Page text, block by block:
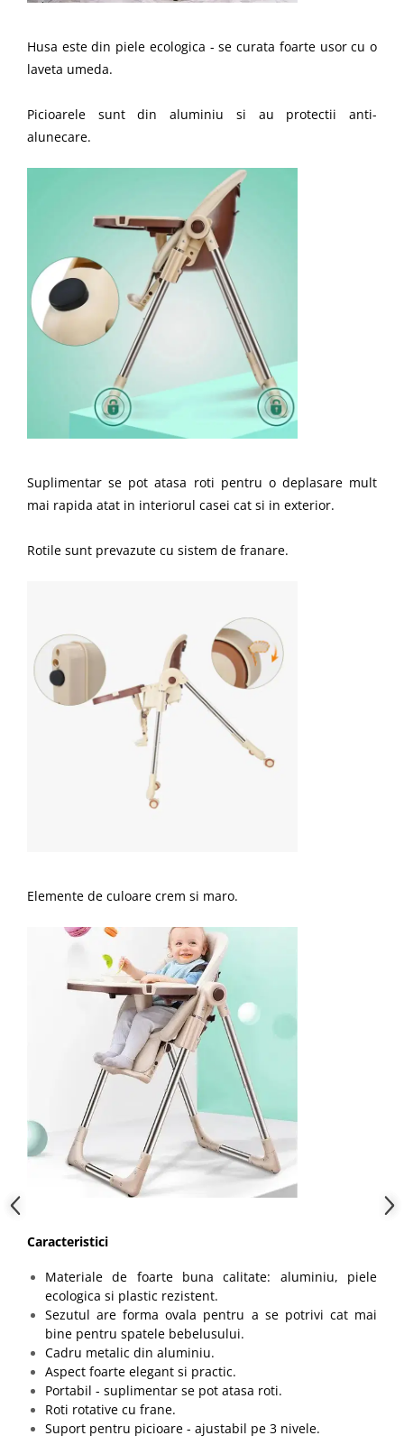
Husa este din piele ecologica - se curata foarte usor cu o
laveta umeda.
Picioarele sunt din aluminiu si au protectii anti-
alunecare.
Suplimentar se pot atasa roti pentru o deplasare mult
mai rapida atat in interiorul casei cat si in exterior.
Rotile sunt prevazute cu sistem de franare.
Elemente de culoare crem si maro.
Caracteristici
Materiale de foarte buna calitate: aluminiu, piele
ecologica si plastic rezistent.
Sezutul are forma ovala pentru a se potrivi cat mai
bine pentru spatele bebelusului.
Cadru metalic din aluminiu.
Aspect foarte elegant si practic.
Portabil - suplimentar se pot atasa roti.
Roti rotative cu frane.
Suport pentru picioare - ajustabil pe 3 nivele.